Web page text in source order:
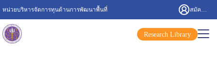
หน่วยบริหารจัดการทุนด้านการพัฒนาพื้นที่
Research Library